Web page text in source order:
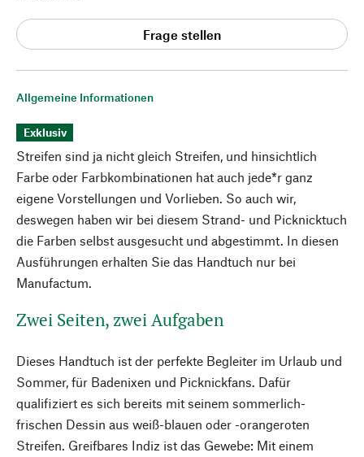
Allgemeine Informationen
Exklusiv
Streifen sind ja nicht gleich Streifen, und hinsichtlich
Farbe oder Farbkombinationen hat auch jede*r ganz
eigene Vorstellungen und Vorlieben. So auch wir,
deswegen haben wir bei diesem Strand- und Picknicktuch
die Farben selbst ausgesucht und abgestimmt. In diesen
Ausführungen erhalten Sie das Handtuch nur bei
Manufactum.
Zwei Seiten, zwei Aufgaben
Dieses Handtuch ist der perfekte Begleiter im Urlaub und
Sommer, für Badenixen und Picknickfans. Dafür
qualifiziert es sich bereits mit seinem sommerlich-
frischen Dessin aus weiß-blauen oder -orangeroten
Streifen. Greifbares Indiz ist das Gewebe: Mit einem
Frage stellen